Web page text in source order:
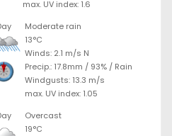
max. UV index: 1.6
Moderate rain
13°C
Winds: 2.1 m/s N
Precip.: 17.8mm / 93% / Rain
Windgusts: 13.3 m/s
max. UV index: 1.05
Overcast
19°C